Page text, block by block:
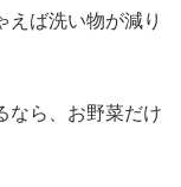
えば洗い物が減り
なら、お野菜だけ